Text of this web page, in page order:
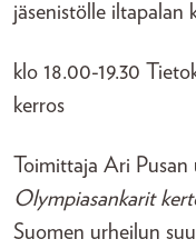
jäsenistölle iltapalan
klo 18.00-19.30
kerros
Toimittaja Ari Pusan
Olympiasankarit
Suomen urheilun